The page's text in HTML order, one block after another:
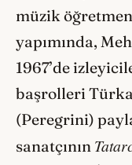
müzik
yapımında,
1967’de
başrolleri
(Peregrini)
sanatçının